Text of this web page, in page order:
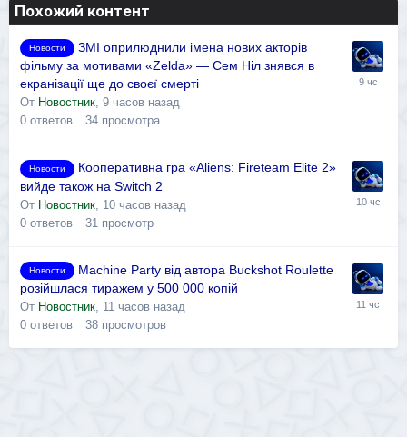
Похожий контент
Новости
ЗМІ оприлюднили імена нових акторів
фільму за мотивами «Zelda» — Сем Ніл знявся в
екранізації ще до своєї смерті
От Новостник, 9 часов назад
0 ответов 34 просмотра
Новости
Кооперативна гра «Aliens: Fireteam Elite 2»
вийде також на Switch 2
От Новостник 10 часов назад
0 ответов 31 просмотр
Новости
Machine Party від автора Buckshot Roulette
розійшлася тиражем у 500 000 копій
От Новостник 11 часов назад
0 ответов 38 просмотров